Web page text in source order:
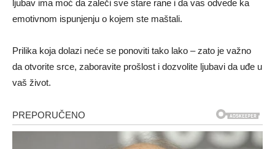
ljubav ima moć da zaleči sve stare rane i da vas odvede ka
emotivnom ispunjenju o kojem ste maštali.
Prilika koja dolazi neće se ponoviti tako lako – zato je važno
da otvorite srce, zaboravite prošlost i dozvolite ljubavi da uđe u
vaš život.